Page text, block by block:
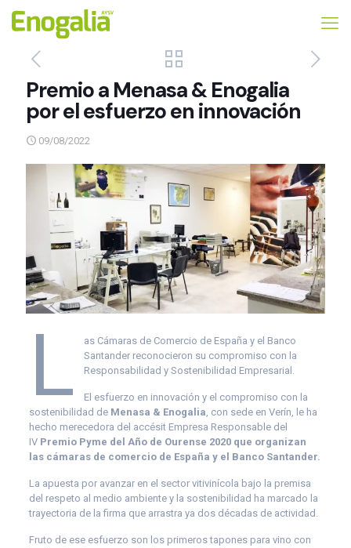
Premio a Menasa & Enogalia
por el esfuerzo en innovación
09/08/2022
L
as Cámaras de Comercio de España y el Banco
Santander reconocieron su compromiso con la
Responsabilidad y Sostenibilidad Empresarial.
El esfuerzo en innovación y el compromiso con la
sostenibilidad deMenasa & Enogalia, con sede en Verín, le ha
hecho merecedora del accésit Empresa Responsable del
IV Premio Pyme del Año de Ourense 2020 que organizan
las cámaras de comercio de España y el Banco Santander.
La apuesta por avanzar en el sector vitivinícola bajo la premisa
del respeto al medio ambiente y la sostenibilidad ha marcado la
trayectoria de la firma que arrastra ya dos décadas de actividad.
Fruto de ese esfuerzo son los primeros tapones para vino con